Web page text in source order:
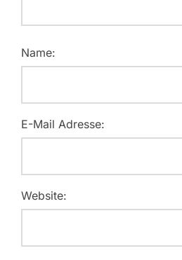
Name:
E-Mail Adresse:
Website: